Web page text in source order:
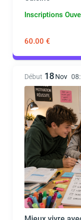
Inscriptions
60.00 €
Début 18Nov